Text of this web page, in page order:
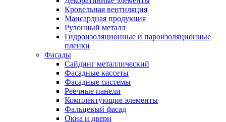
Кровельная вентиляция
Мансардная продукция
Рулонный металл
Гидроизоляционные и пароизоляционные
пленки
Фасады
Сайдинг металлический
Фасадные кассеты
Фасадные системы
Реечные панели
Комплектующие элементы
Фальцевый фасад
Окна и двери